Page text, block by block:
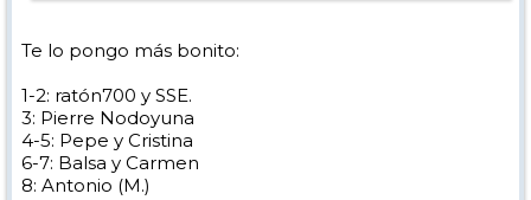
Te lo pongo más bonito:
1-2: ratón700 y SSE.
3: Pierre Nodoyuna
4-5: Pepe y Cristina
6-7: Balsa y Carmen
8: Antonio (M.)